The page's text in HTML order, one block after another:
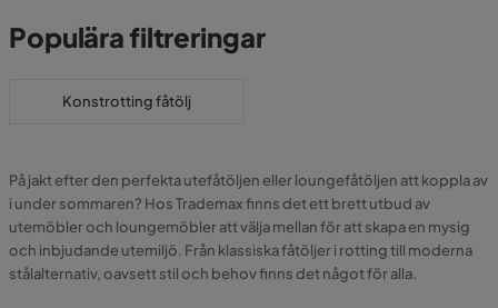
Populära filtreringar
Konstrotting fåtölj
På jakt efter den perfekta utefåtöljen eller loungefåtöljen att koppla av
i under sommaren? Hos Trademax finns det ett brett utbud av
utemöbler och loungemöbler att välja mellan för att skapa en mysig
och inbjudande utemiljö. Från klassiska fåtöljer i rotting till moderna
stålalternativ, oavsett stil och behov finns det något för alla.